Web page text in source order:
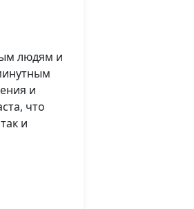
людям и
и
что
и